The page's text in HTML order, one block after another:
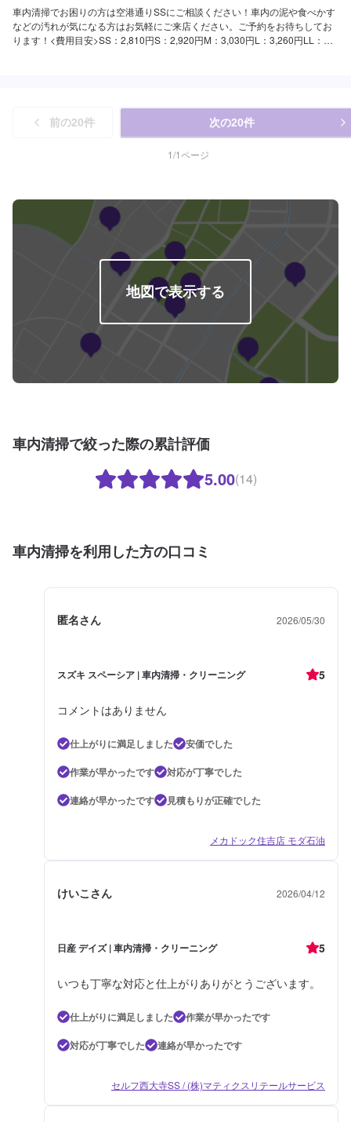
車内清掃でお困りの方は空港通りSSにご相談ください！車内の泥や食べかす
などの汚れが気になる方はお気軽にご来店ください。ご予約をお待ちしてお
ります！<費用目安>SS：2,810円S：2,920円M：3,030円L：3,260円LL：
前の20件 次の20件
1/1ページ
地図で表示する
車内清掃で絞った際の累計評価
5.00(14)
車内清掃を利用した方の口コミ
匿名さん 2026/05/30
スズキ スペーシア | 車内清掃・クリーニング 5
コメントはありません
仕上がりに満足しました
安価でした
作業が早かったです
対応が丁寧でした
連絡が早かったです
見積もりが正確でした
メカドック住吉店 モダ石油
けいこさん 2026/04/12
日産 デイズ | 車内清掃・クリーニング 5
いつも丁寧な対応と仕上がりありがとうございます。
仕上がりに満足しました
作業が早かったです
対応が丁寧でした
連絡が早かったです
セルフ西大寺SS / (株)マティクスリテールサービス